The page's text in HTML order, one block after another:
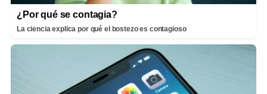
¿Por qué se contagia?
La ciencia explica por qué el bostezo es contagioso